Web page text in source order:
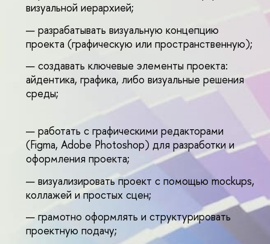
изуальной иерархией;
разрабатывать визуальную концепцию
проекта (графическую или пространственную);
создавать ключевые элементы проекта:
айдентика, графика, либо визуальные решения
среды;
работать с графическими редакторами
(Figma, Adobe Photoshop) для разработки и
оформления проекта;
изуализировать проект с помощью mockups,
коллажей и простых сцен;
рамотно оформлять и структурировать
проектную подачу;